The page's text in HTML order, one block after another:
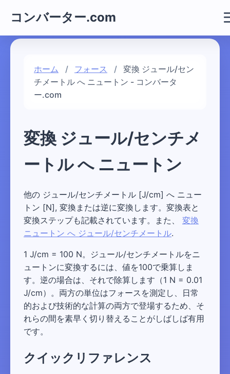
コンバーター.com
ホーム フォース
変換 ジュール/セン
チメートル へ ニュートン - コンバータ
ー.com
変換 ジュール/センチメ
ートル へ ニュートン
他の ジュール/センチメートル [J/cm] へ ニュー
トン [N], 変換または逆に変換します。変換表と
変換ステップも記載されています。また、 変換
ニュートン へ ジュール/センチメートル.
1 J/cm = 100 N。ジュール/センチメートルをニ
ュートンに変換するには、値を100で乗算しま
す。逆の場合は、それで除算します（1 N = 0.01
J/cm）。両方の単位はフォースを測定し、日常
的および技術的な計算の両方で登場するため、そ
れらの間を素早く切り替えることがしばしば有用
です。
クイックリファレンス